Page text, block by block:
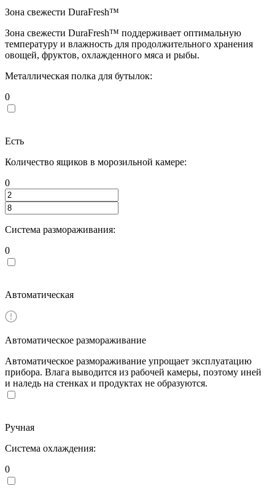
Зона свежести DuraFresh™
Зона свежести DuraFresh™ поддерживает оптимальную
температуру и влажность для продолжительного хранения
овощей, фруктов, охлажденного мяса и рыбы.
Металлическая полка для бутылок:
0
Есть
Количество ящиков в морозильной камере:
0
Система размораживания:
0
Автоматическая
Автоматическое размораживание
Автоматическое размораживание упрощает эксплуатацию
прибора. Влага выводится из рабочей камеры, поэтому иней
и наледь на стенках и продуктах не образуются.
Ручная
Система охлаждения:
0